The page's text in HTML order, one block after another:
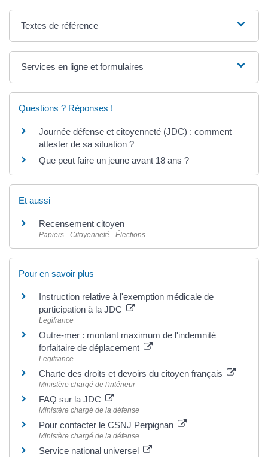
Textes de référence
Services en ligne et formulaires
Questions ? Réponses !
Journée défense et citoyenneté (JDC) : comment
attester de sa situation ?
Que peut faire un jeune avant 18 ans ?
Et aussi
Recensement citoyen
Papiers - Citoyenneté - Élections
Pour en savoir plus
Instruction relative à l'exemption médicale de
participation à la JDC
Legifrance
Outre-mer : montant maximum de l'indemnité
forfaitaire de déplacement
Legifrance
Charte des droits et devoirs du citoyen français
Ministère chargé de l'intérieur
FAQ sur la JDC
Ministère chargé de la défense
Pour contacter le CSNJ Perpignan
Ministère chargé de la défense
Service national universel